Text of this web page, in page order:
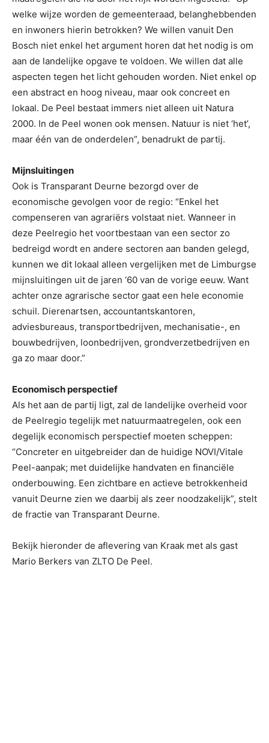
welke wijze worden de gemeenteraad, belanghebbenden
en inwoners hierin betrokken? We willen vanuit Den
Bosch niet enkel het argument horen dat het nodig is om
aan de landelijke opgave te voldoen. We willen dat alle
aspecten tegen het licht gehouden worden. Niet enkel op
een abstract en hoog niveau, maar ook concreet en
lokaal. De Peel bestaat immers niet alleen uit Natura
2000. In de Peel wonen ook mensen. Natuur is niet ‘het’,
maar één van de onderdelen”, benadrukt de partij.
Mijnsluitingen
Ook is Transparant Deurne bezorgd over de
economische gevolgen voor de regio: “Enkel het
compenseren van agrariërs volstaat niet. Wanneer in
deze Peelregio het voortbestaan van een sector zo
bedreigd wordt en andere sectoren aan banden gelegd,
kunnen we dit lokaal alleen vergelijken met de Limburgse
mijnsluitingen uit de jaren ‘60 van de vorige eeuw. Want
achter onze agrarische sector gaat een hele economie
schuil. Dierenartsen, accountantskantoren,
adviesbureaus, transportbedrijven, mechanisatie-, en
bouwbedrijven, loonbedrijven, grondverzetbedrijven en
ga zo maar door.”
Economisch perspectief
Als het aan de partij ligt, zal de landelijke overheid voor
de Peelregio tegelijk met natuurmaatregelen, ook een
degelijk economisch perspectief moeten scheppen:
“Concreter en uitgebreider dan de huidige NOVI/Vitale
Peel-aanpak; met duidelijke handvaten en financiële
onderbouwing. Een zichtbare en actieve betrokkenheid
vanuit Deurne zien we daarbij als zeer noodzakelijk”, stelt
de fractie van Transparant Deurne.
Bekijk hieronder de aflevering van Kraak met als gast
Mario Berkers van ZLTO De Peel.